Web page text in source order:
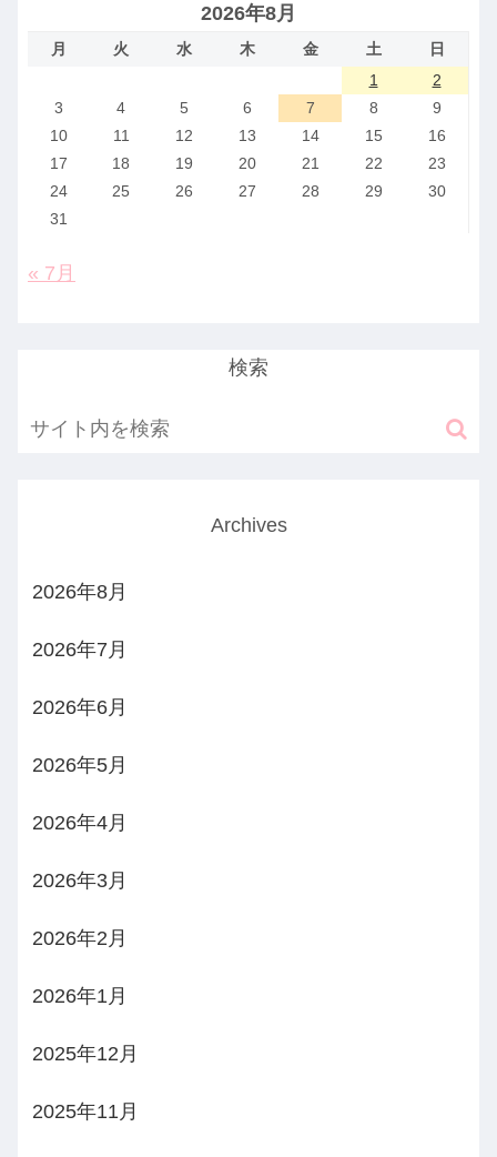
2026年8月
月 火 水 木 金 土
日
1
2
3
4 5 6 7 8
9
10
11 12 13 14 15
16
17
18 19 20 21 22
23
24
25 26 27 28 29
30
31
« 7月
検索
Archives
2026年8月
2026年7月
2026年6月
2026年5月
2026年4月
2026年3月
2026年2月
2026年1月
2025年12月
2025年11月